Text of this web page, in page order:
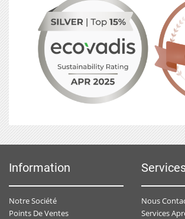
Information
Notre Société
Points De Ventes
Nous
Services